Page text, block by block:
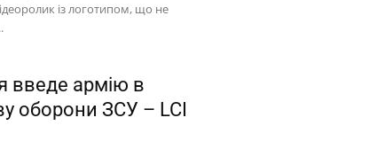
із логотипом, що не
введе армію в
оборони ЗСУ – LCI